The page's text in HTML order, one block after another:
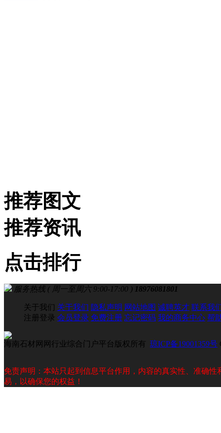
推荐图文
推荐资讯
点击排行
服务热线 ( 周一至周六 9:00-17:00 ) 18976081801
关于我们 关于我们 隐私声明 网站地图 诚聘英才 联系我
注册登录 会员登录 免费注册 忘记密码 我的商务中心 帮
海南石材网网行业综合门户平台版权所有 琼ICP备19001359号
免责声明：本站只起到信息平台作用，内容的真实性、准确
易，以确保您的权益！